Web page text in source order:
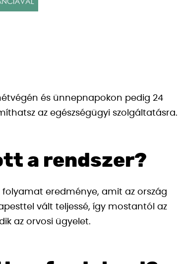
és ünnepnapokon pedig 24
az egészségügyi szolgáltatásra.
a rendszer?
eredménye, amit az ország
vált teljessé, így mostantól az
az orvosi ügyelet.